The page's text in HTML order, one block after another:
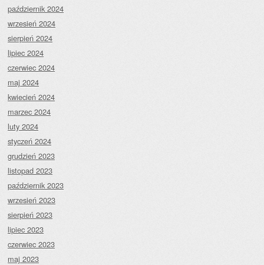
październik 2024
wrzesień 2024
sierpień 2024
lipiec 2024
czerwiec 2024
maj 2024
kwiecień 2024
marzec 2024
luty 2024
styczeń 2024
grudzień 2023
listopad 2023
październik 2023
wrzesień 2023
sierpień 2023
lipiec 2023
czerwiec 2023
maj 2023